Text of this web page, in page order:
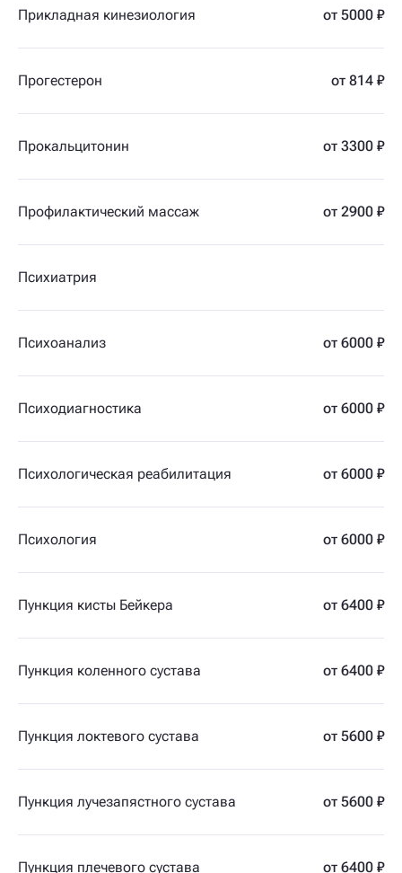
Прикладная кинезиология от 5000 ₽
Прогестерон от 814 ₽
Прокальцитонин от 3300 ₽
Профилактический массаж от 2900 ₽
Психиатрия
Психоанализ от 6000 ₽
Психодиагностика от 6000 ₽
Психологическая реабилитация от 6000 ₽
Психология от 6000 ₽
Пункция кисты Бейкера от 6400 ₽
Пункция коленного сустава от 6400 ₽
Пункция локтевого сустава от 5600 ₽
Пункция лучезапястного сустава от 5600 ₽
Пункция плечевого сустава от 6400 ₽